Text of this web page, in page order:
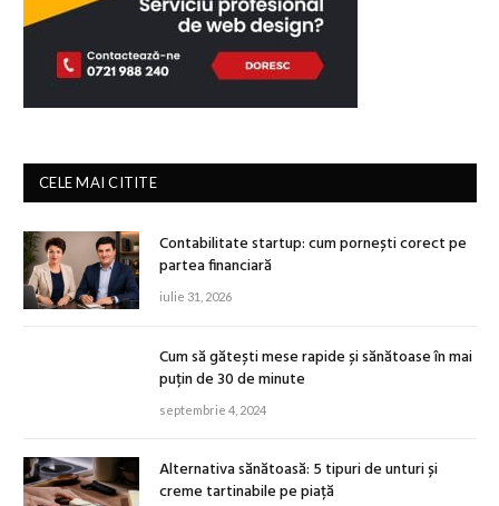
CELE MAI CITITE
Contabilitate startup: cum pornești corect pe
partea financiară
iulie 31, 2026
Cum să gătești mese rapide și sănătoase în mai
puțin de 30 de minute
septembrie 4, 2024
Alternativa sănătoasă: 5 tipuri de unturi și
creme tartinabile pe piață